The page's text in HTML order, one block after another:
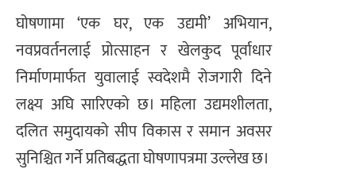
घोषणामा ‘एक घर, एक उद्यमी’ अभियान,
नवप्रवर्तनलाई प्रोत्साहन र खेलकुद पूर्वाधार
निर्माणमार्फत युवालाई स्वदेशमै रोजगारी दिने
लक्ष्य अघि सारिएको छ। महिला उद्यमशीलता,
दलित समुदायको सीप विकास र समान अवसर
सुनिश्चित गर्ने प्रतिबद्धता घोषणापत्रमा उल्लेख छ।